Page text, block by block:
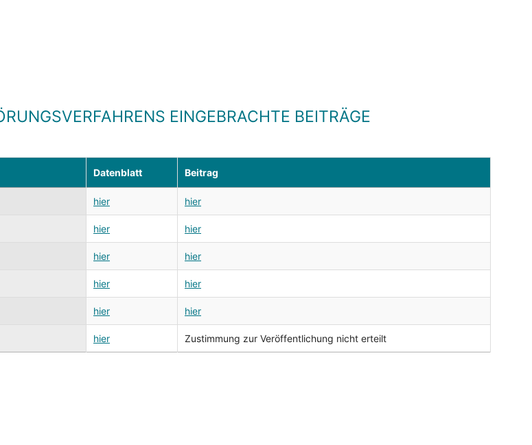
EINGEBRACHTE BEITRÄGE
Datenblatt Beitrag
hier hier
hier hier
hier hier
hier hier
hier hier
hier Zustimmung zur Veröffentlichung nicht erteilt